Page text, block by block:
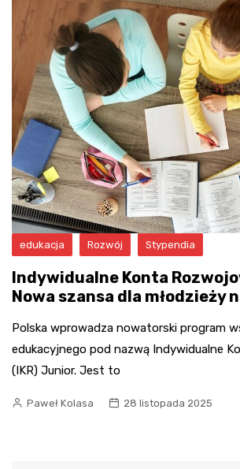
edukacja Rozwój Stypendia
Indywidualne Konta
Nowa szansa dla młodzieży
Polska wprowadza nowatorski program
edukacyjnego pod nazwą Indywidualne
(IKR) Junior. Jest to
Paweł Kolasa 28 listopada 2025